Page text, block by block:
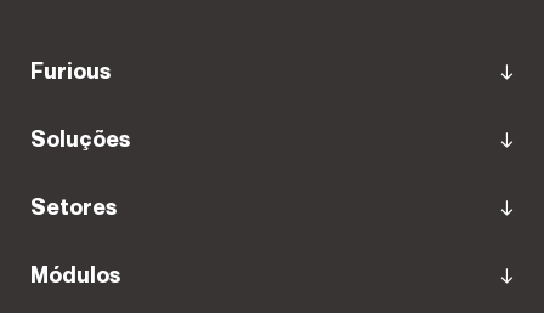
Furious
Soluções
Setores
Módulos